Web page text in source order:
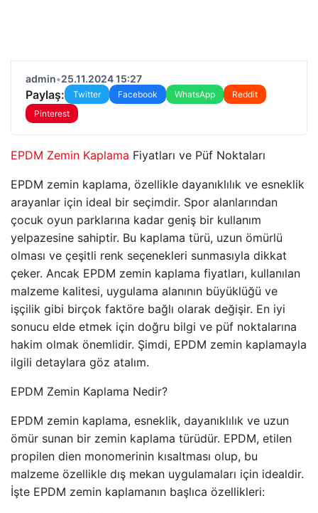
admin•25.11.2024 15:27
Paylaş: Twitter Facebook WhatsApp
Reddit
Pinterest
EPDM Zemin Kaplama Fiyatları ve Püf Noktaları
EPDM zemin kaplama, özellikle dayanıklılık ve esneklik
arayanlar için ideal bir seçimdir. Spor alanlarından
çocuk oyun parklarına kadar geniş bir kullanım
yelpazesine sahiptir. Bu kaplama türü, uzun ömürlü
olması ve çeşitli renk seçenekleri sunmasıyla dikkat
çeker. Ancak EPDM zemin kaplama fiyatları, kullanılan
malzeme kalitesi, uygulama alanının büyüklüğü ve
işçilik gibi birçok faktöre bağlı olarak değişir. En iyi
sonucu elde etmek için doğru bilgi ve püf noktalarına
hakim olmak önemlidir. Şimdi, EPDM zemin kaplamayla
ilgili detaylara göz atalım.
EPDM Zemin Kaplama Nedir?
EPDM zemin kaplama, esneklik, dayanıklılık ve uzun
ömür sunan bir zemin kaplama türüdür. EPDM, etilen
propilen dien monomerinin kısaltması olup, bu
malzeme özellikle dış mekan uygulamaları için idealdir.
İşte EPDM zemin kaplamanın başlıca özellikleri: